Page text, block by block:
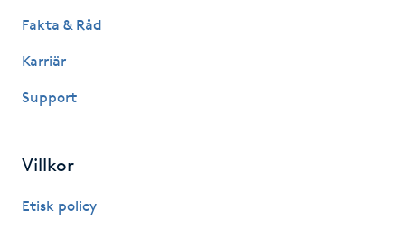
Hälsprickor
Idrottsmassage
IPL
Fakta & Råd
Karriär
Support
Villkor
Etisk policy